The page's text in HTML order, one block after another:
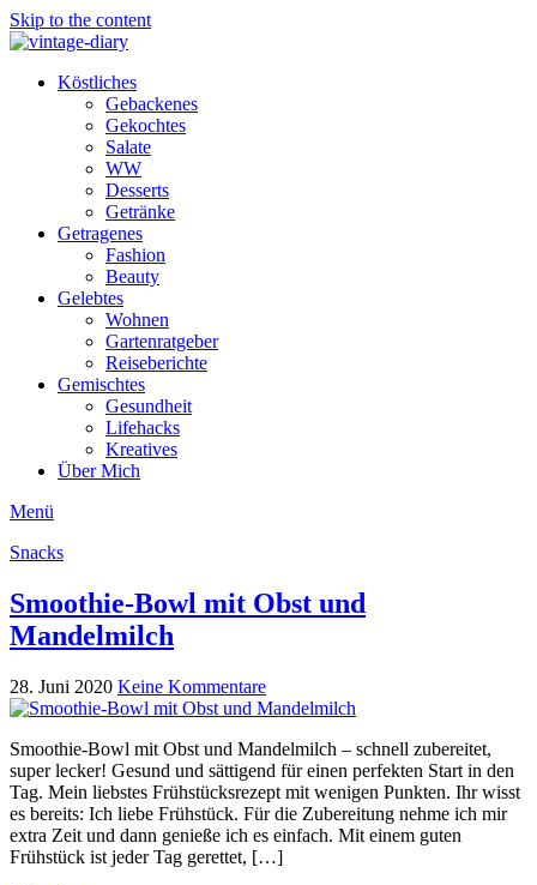
Skip to the content
Köstliches
Gebackenes
Gekochtes
Salate
WW
Desserts
Getränke
Getragenes
Fashion
Beauty
Gelebtes
Wohnen
Gartenratgeber
Reiseberichte
Gemischtes
Gesundheit
Lifehacks
Kreatives
Über Mich
Menü
Snacks
Smoothie-Bowl mit Obst und
Mandelmilch
28. Juni 2020 Keine Kommentare
Smoothie-Bowl mit Obst und Mandelmilch – schnell zubereitet,
super lecker! Gesund und sättigend für einen perfekten Start in den
Tag. Mein liebstes Frühstücksrezept mit wenigen Punkten. Ihr wisst
es bereits: Ich liebe Frühstück. Für die Zubereitung nehme ich mir
extra Zeit und dann genieße ich es einfach. Mit einem guten
Frühstück ist jeder Tag gerettet, […]